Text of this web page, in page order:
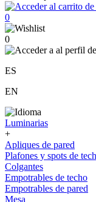
0
0
ES
EN
Luminarias
+
Apliques de pared
Plafones y spots de
Colgantes
Empotrables de techo
Empotrables de pared
Mesa